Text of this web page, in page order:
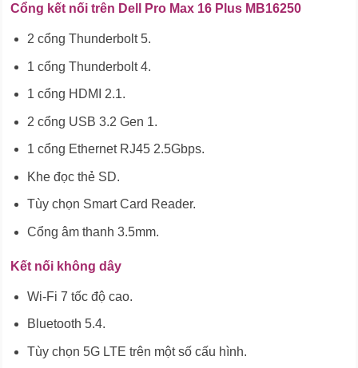
Cổng kết nối trên Dell Pro Max 16 Plus MB16250
2 cổng Thunderbolt 5.
1 cổng Thunderbolt 4.
1 cổng HDMI 2.1.
2 cổng USB 3.2 Gen 1.
1 cổng Ethernet RJ45 2.5Gbps.
Khe đọc thẻ SD.
Tùy chọn Smart Card Reader.
Cổng âm thanh 3.5mm.
Kết nối không dây
Wi-Fi 7 tốc độ cao.
Bluetooth 5.4.
Tùy chọn 5G LTE trên một số cấu hình.